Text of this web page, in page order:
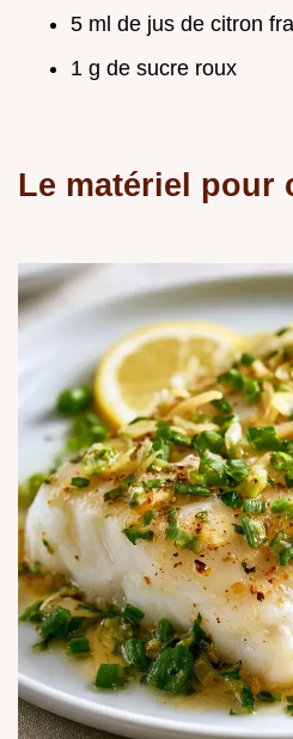
5 ml de jus de citron
1 g de sucre roux
Le matériel pour